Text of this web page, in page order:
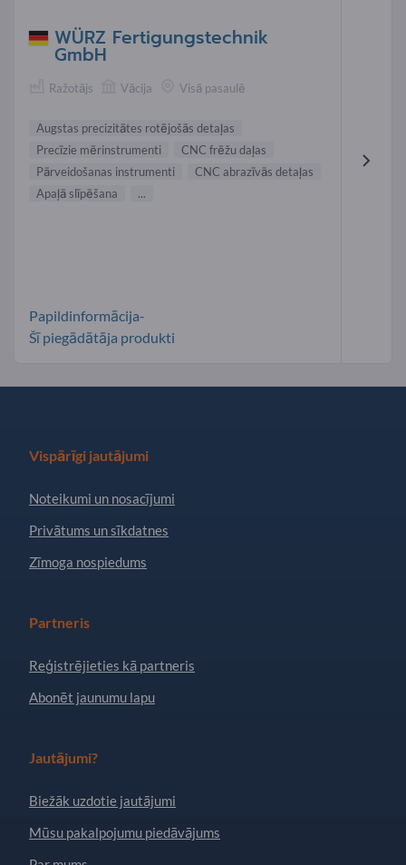
WÜRZ Fertigungstechnik
GmbH
Ražotājs Vācija Visā pasaulē
Augstas precizitātes rotējošās detaļas
Precīzie mērinstrumenti
CNC frēžu daļas
Pārveidošanas instrumenti
CNC abrazīvās detaļas
Apaļā slīpēšana
...
Papildinformācija-
Šī piegādātāja produkti
Vispārīgi jautājumi
Noteikumi un nosacījumi
Privātums un sīkdatnes
Zīmoga nospiedums
Partneris
Reģistrējieties kā partneris
Abonēt jaunumu lapu
Jautājumi?
Biežāk uzdotie jautājumi
Mūsu pakalpojumu piedāvājums